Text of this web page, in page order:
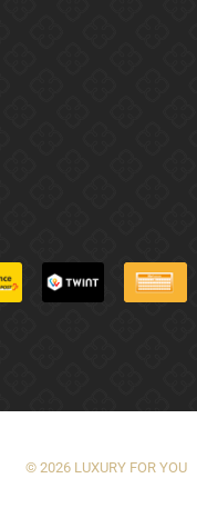
© 2026 LUXURY FOR YOU